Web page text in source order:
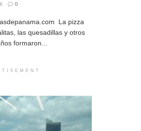
0
La pizza
las quesadillas y otros
formaron...